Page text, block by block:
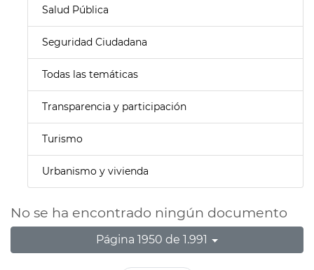
Salud Pública
Seguridad Ciudadana
Todas las temáticas
Transparencia y participación
Turismo
Urbanismo y vivienda
No se ha encontrado ningún documento
Página 1950 de 1.991